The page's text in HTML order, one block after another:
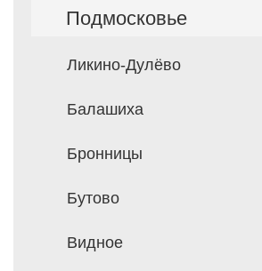
Подмосковье
Ликино-Дулёво
Балашиха
Бронницы
Бутово
Видное